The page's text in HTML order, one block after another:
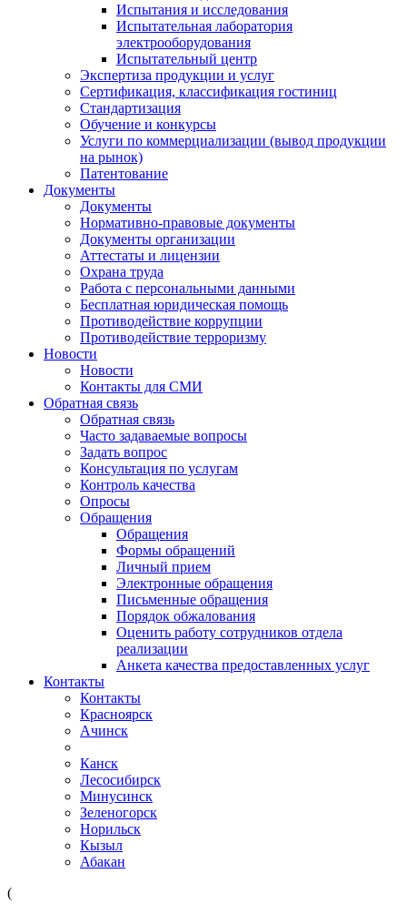
Испытания и исследования
Испытательная лаборатория
электрооборудования
Испытательный центр
Экспертиза продукции и услуг
Сертификация, классификация гостиниц
Стандартизация
Обучение и конкурсы
Услуги по коммерциализации (вывод продукции
на рынок)
Патентование
Документы
Документы
Нормативно-правовые документы
Документы организации
Аттестаты и лицензии
Охрана труда
Работа с персональными данными
Бесплатная юридическая помощь
Противодействие коррупции
Противодействие терроризму
Новости
Новости
Контакты для СМИ
Обратная связь
Обратная связь
Часто задаваемые вопросы
Задать вопрос
Консультация по услугам
Контроль качества
Опросы
Обращения
Обращения
Формы обращений
Личный прием
Электронные обращения
Письменные обращения
Порядок обжалования
Оценить работу сотрудников отдела
реализации
Анкета качества предоставленных услуг
Контакты
Контакты
Красноярск
Ачинск
Канск
Лесосибирск
Минусинск
Зеленогорск
Норильск
Кызыл
Абакан
(